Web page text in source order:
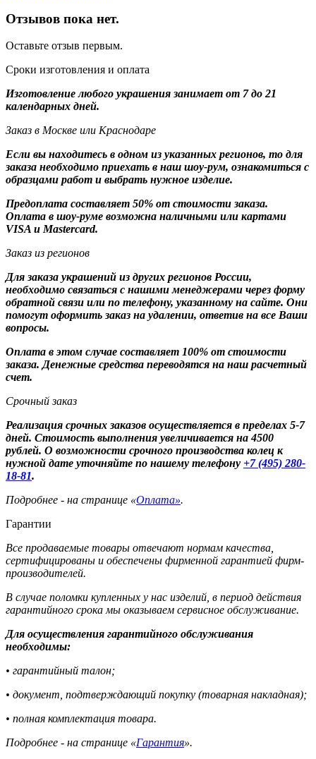
Отзывов пока нет.
Оставьте отзыв первым.
Сроки изготовления и оплата
Изготовление любого украшения занимает от 7 до 21
календарных дней.
Заказ в Москве или Краснодаре
Если вы находитесь в одном из указанных регионов, то для
заказа необходимо приехать в наш шоу-рум, ознакомиться с
образцами работ и выбрать нужное изделие.
Предоплата составляет 50% от стоимости заказа.
Оплата в шоу-руме возможна наличными или картами
VISA и Mastercard.
Заказ из регионов
Для заказа украшений из других регионов России,
необходимо связаться с нашими менеджерами через форму
обратной связи или по телефону, указанному на сайте. Они
помогут оформить заказ на удалении, ответив на все Ваши
вопросы.
Оплата в этом случае составляет 100% от стоимости
заказа. Денежные средства переводятся на наш расчетный
счет.
Срочный заказ
Реализация срочных заказов осуществляется в пределах 5-7
дней. Стоимость выполнения увеличивается на 4500
рублей. О возможности срочного производства колец к
нужной дате уточняйте по нашему телефону +7 (495) 280-
18-81.
Подробнее - на странице «Оплата».
Гарантии
Все продаваемые товары отвечают нормам качества,
сертифицированы и обеспечены фирменной гарантией фирм-
производителей.
В случае поломки купленных у нас изделий, в период действия
гарантийного срока мы оказываем сервисное обслуживание.
Для осуществления гарантийного обслуживания
необходимы:
• гарантийный талон;
• документ, подтверждающий покупку (товарная накладная);
• полная комплектация товара.
Подробнее - на странице «Гарантия».